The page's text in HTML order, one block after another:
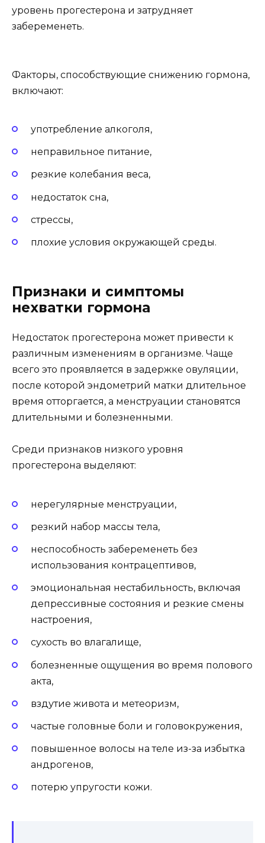
уровень прогестерона и затрудняет
забеременеть.
Факторы, способствующие снижению гормона,
включают:
употребление алкоголя,
неправильное питание,
резкие колебания веса,
недостаток сна,
стрессы,
плохие условия окружающей среды.
Признаки и симптомы
нехватки гормона
Недостаток прогестерона может привести к
различным изменениям в организме. Чаще
всего это проявляется в задержке овуляции,
после которой эндометрий матки длительное
время отторгается, а менструации становятся
длительными и болезненными.
Среди признаков низкого уровня
прогестерона выделяют:
нерегулярные менструации,
резкий набор массы тела,
неспособность забеременеть без
использования контрацептивов,
эмоциональная нестабильность, включая
депрессивные состояния и резкие смены
настроения,
сухость во влагалище,
болезненные ощущения во время полового
акта,
вздутие живота и метеоризм,
частые головные боли и головокружения,
повышенное волосы на теле из-за избытка
андрогенов,
потерю упругости кожи.